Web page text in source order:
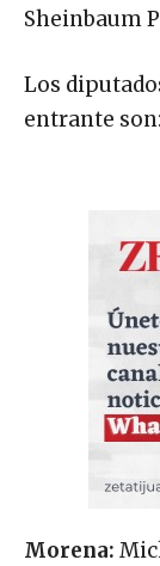
Sheinbaum
Los
entrante son:
Morena: